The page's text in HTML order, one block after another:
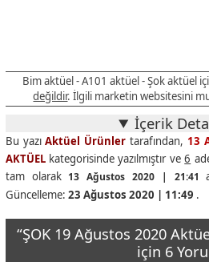
Bim aktüel - A101 aktüel - Şok aktüel
değildir. İlgili marketin websitesini
İçerik
Bu yazıAktüel Ürünler tarafından, 13
AKTÜELkategorisinde yazılmıştır ve6
tam olarak 13 Ağustos 2020 | 21:41
Güncelleme: 23 Ağustos 2020 | 11:49 .
“ŞOK 19 Ağustos 2020
için 6